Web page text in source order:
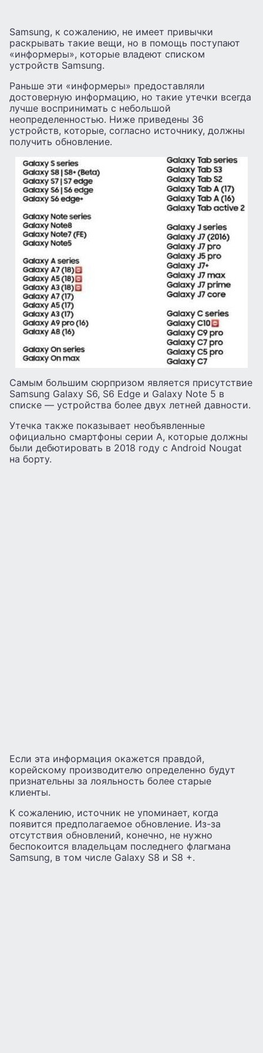
Samsung, к сожалению, не имеет привычки
раскрывать такие вещи, но в помощь поступают
«информеры», которые владеют списком
устройств Samsung.
Раньше эти «информеры» предоставляли
достоверную информацию, но такие утечки всегда
лучше воспринимать с небольшой
неопределенностью. Ниже приведены 36
устройств, которые, согласно источнику, должны
получить обновление.
Самым большим сюрпризом является присутствие
Samsung Galaxy S6, S6 Edge и Galaxy Note 5 в
списке — устройства более двух летней давности.
Утечка также показывает необъявленные
официально смартфоны серии A, которые должны
были дебютировать в 2018 году с Android Nougat
на борту.
Если эта информация окажется правдой,
корейскому производителю определенно будут
признательны за лояльность более старые
клиенты.
К сожалению, источник не упоминает, когда
появится предполагаемое обновление. Из-за
отсутствия обновлений, конечно, не нужно
беспокоится владельцам последнего флагмана
Samsung, в том числе Galaxy S8 и S8 +.